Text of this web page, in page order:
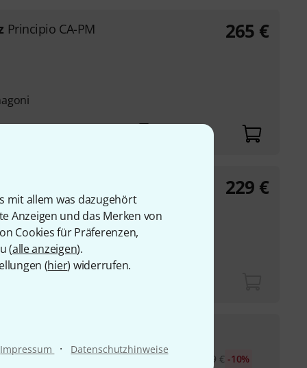
mit allem was dazugehört
Anzeigen und das Merken von
Cookies für Präferenzen,
(alle anzeigen).
(hier) widerrufen.
Impressum · Datenschutzhinweise
Principio CA-PM 265 €
229 €
30-Tage-Bestpreis 229 € -10%